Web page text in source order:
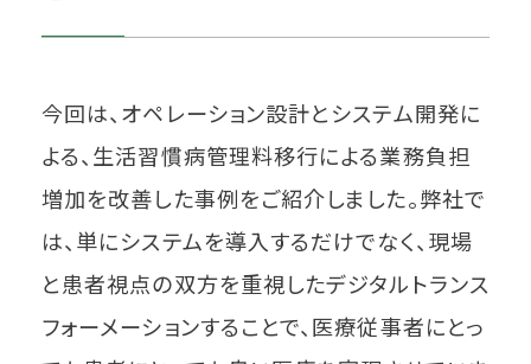
今回は、オペレーション設計とシステム開発に
よる、生活習慣病管理料移行による業務負担
増加を改善した事例をご紹介しました。弊社で
は、単にシステムを導入するだけでなく、現場
と患者視点の双方を重視したデジタルトランス
フォーメーションすることで、医療従事者にとっ